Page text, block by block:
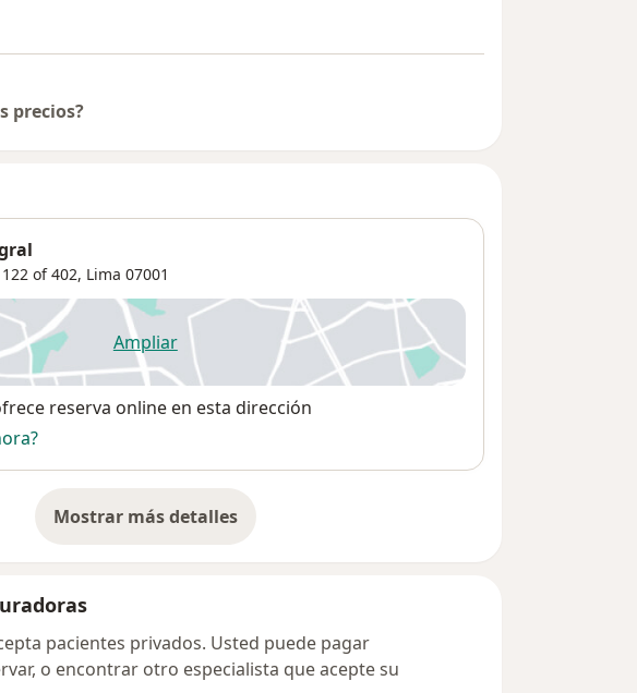
precios?
of 402, Lima 07001
Ampliarse abre en una nueva pestaña
reserva online en esta dirección
Mostrar más detalles
sobre la dirección
pacientes privados. Usted puede pagar
o encontrar otro especialista que acepte su